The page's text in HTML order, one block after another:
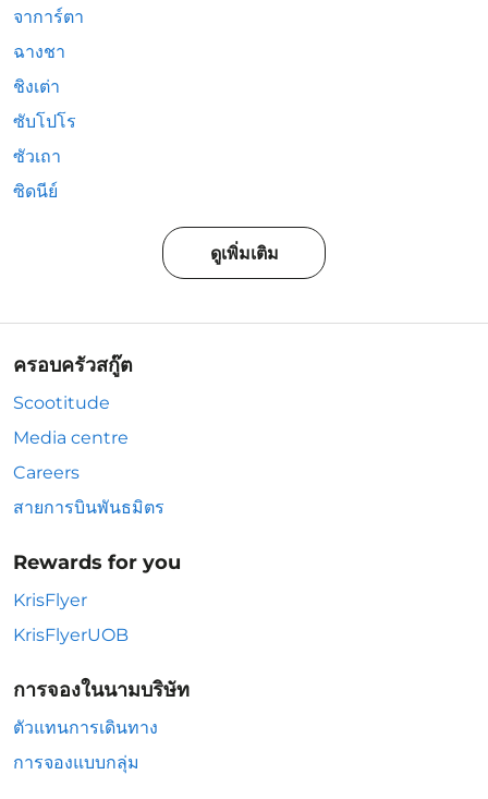
จาการ์ตา
ฉางชา
ชิงเต่า
ซับโปโร
ซัวเถา
ซิดนีย์
ดูเพิ่มเติม
ครอบครัวสกู๊ต
Scootitude
Media centre
Careers
สายการบินพันธมิตร
Rewards for you
KrisFlyer
KrisFlyerUOB
การจองในนามบริษัท
ตัวแทนการเดินทาง
การจองแบบกลุ่ม